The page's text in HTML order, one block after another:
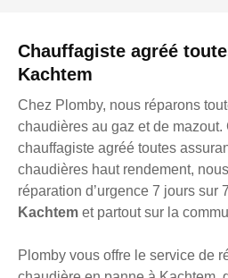
Chauffagiste agréé
Kachtem
Chez Plomby, nous réparons
chaudières au gaz et de
chauffagiste agréé toutes
chaudières haut rendement,
réparation d’urgence 7 jours sur
Kachtem et partout sur la
Plomby vous offre le service de